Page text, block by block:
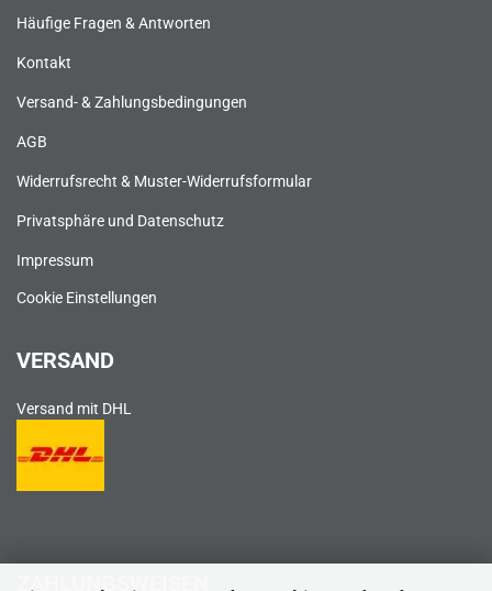
Häufige Fragen & Antworten
Kontakt
Versand- & Zahlungsbedingungen
AGB
Widerrufsrecht & Muster-Widerrufsformular
Privatsphäre und Datenschutz
Impressum
Cookie Einstellungen
VERSAND
Versand mit DHL
ZAHLUNGSWEISEN